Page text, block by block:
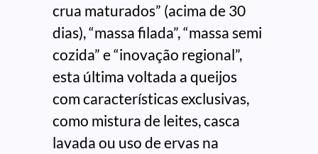
crua maturados” (acima de 30
dias), “massa filada”, “massa semi
cozida” e “inovação regional”,
esta última voltada a queijos
com características exclusivas,
como mistura de leites, casca
lavada ou uso de ervas na